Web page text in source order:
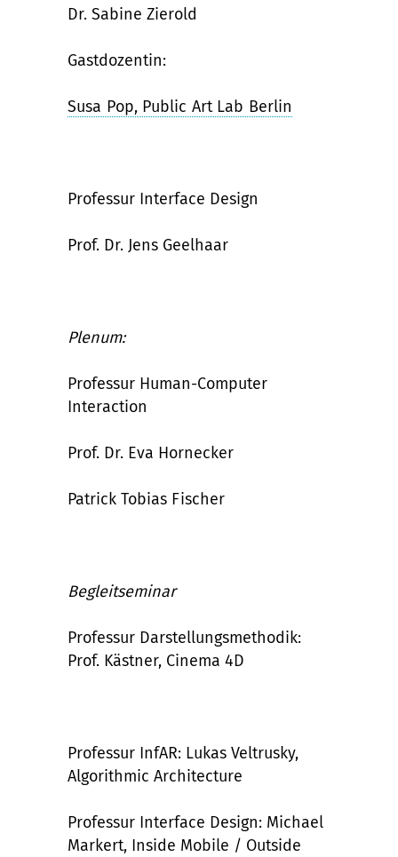
Dr. Sabine Zierold
Gastdozentin:
Susa Pop, Public Art Lab Berlin
Professur Interface Design
Prof. Dr. Jens Geelhaar
Plenum:
Professur Human-Computer
Interaction
Prof. Dr. Eva Hornecker
Patrick Tobias Fischer
Begleitseminar
Professur Darstellungsmethodik:
Prof. Kästner, Cinema 4D
Professur InfAR: Lukas Veltrusky,
Algorithmic Architecture
Professur Interface Design: Michael
Markert, Inside Mobile / Outside